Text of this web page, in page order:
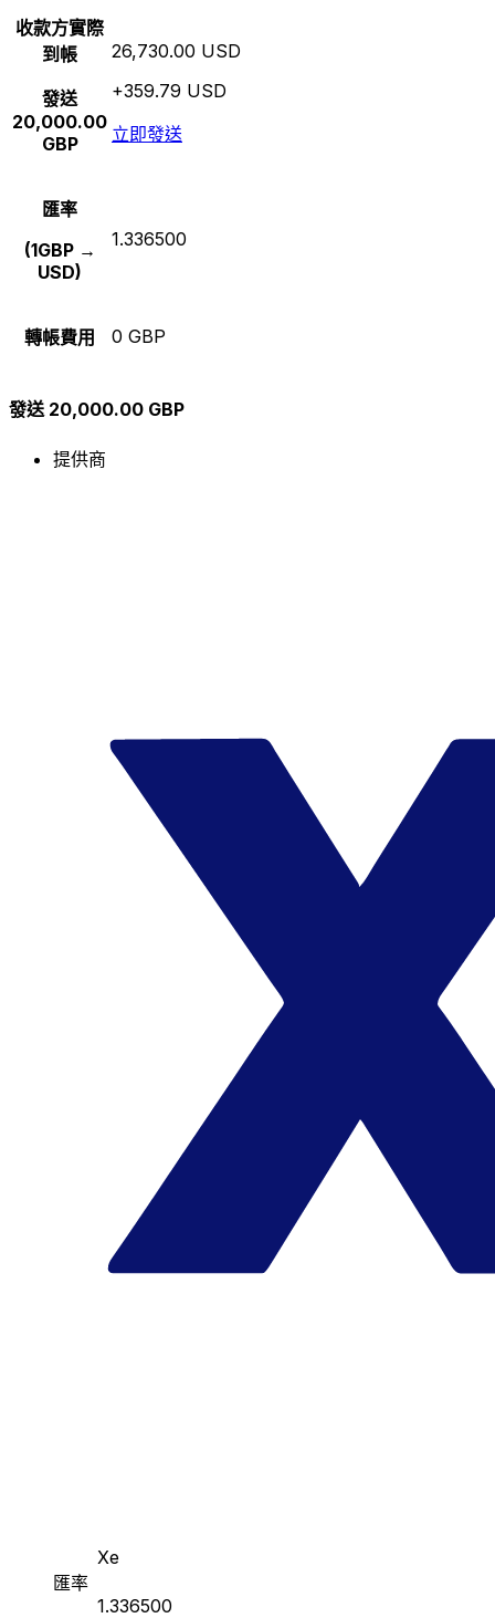
收款方實際
到帳
發送
20,000.00
GBP
26,730.00 USD
+359.79 USD
立即發送
匯率
(1GBP →
USD)
1.336500
轉帳費用 0 GBP
發送 20,000.00 GBP
提供商
Xe
匯率
1.336500